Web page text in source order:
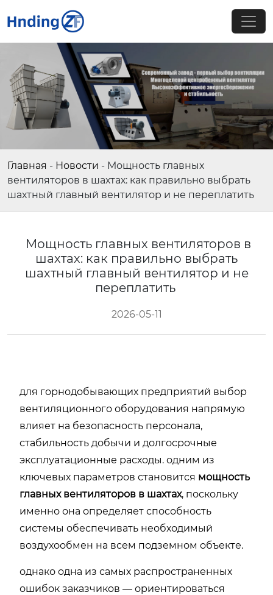
Главная - Новости - Мощность главных
вентиляторов в шахтах: как правильно выбрать
шахтный главный вентилятор и не переплатить
Мощность главных вентиляторов в
шахтах: как правильно выбрать
шахтный главный вентилятор и не
переплатить
2026-05-11
для горнодобывающих предприятий выбор
вентиляционного оборудования напрямую
влияет на безопасность персонала,
стабильность добычи и долгосрочные
эксплуатационные расходы. одним из
ключевых параметров становится мощность
главных вентиляторов в шахтах, поскольку
именно она определяет способность
системы обеспечивать необходимый
воздухообмен на всем подземном объекте.
однако одна из самых распространенных
ошибок заказчиков — ориентироваться